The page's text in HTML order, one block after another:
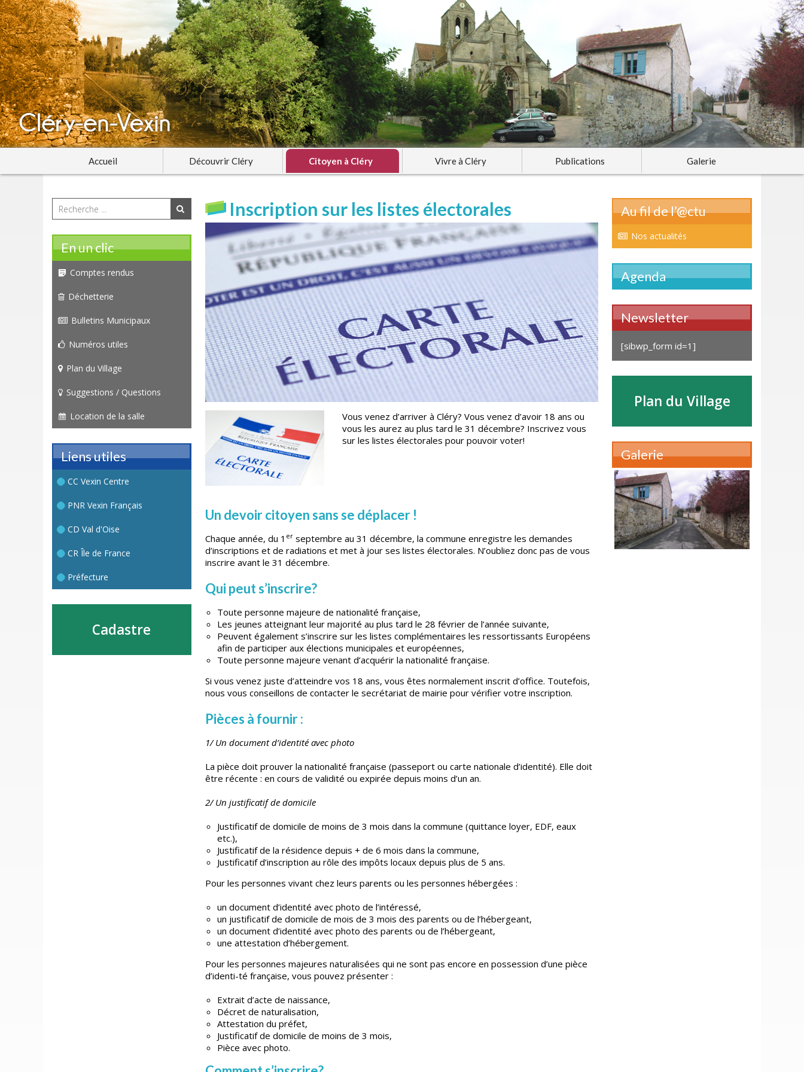
Accueil Découvrir Cléry Citoyen à Cléry Vivre à Cléry Publications Galerie
Inscription sur les listes électorales
Vous venez d’arriver à Cléry? Vous venez d’avoir 18 ans ou
vous les aurez au plus tard le 31 décembre? Inscrivez vous
sur les listes électorales pour pouvoir voter!
Un devoir citoyen sans se déplacer !
Chaque année, du 1 erseptembre au 31 décembre, la commune enregistre les demandes
d’inscriptions et de radiations et met à jour ses listes électorales. N’oubliez donc pas de vous
inscrire avant le 31 décembre.
Qui peut s’inscrire?
Toute personne majeure de nationalité française,
Les jeunes atteignant leur majorité au plus tard le 28 février de l’année suivante,
Peuvent également s’inscrire sur les listes complémentaires les ressortissants Européens
afin de participer aux élections municipales et européennes,
Toute personne majeure venant d’acquérir la nationalité française.
Si vous venez juste d’atteindre vos 18 ans, vous êtes normalement inscrit d’office. Toutefois,
nous vous conseillons de contacter le secrétariat de mairie pour vérifier votre inscription.
Pièces à fournir :
1/ Un document d’identité avec photo
La pièce doit prouver la nationalité française (passeport ou carte nationale d’identité). Elle doit
être récente : en cours de validité ou expirée depuis moins d’un an.
2/ Un justificatif de domicile
Justificatif de domicile de moins de 3 mois dans la commune (quittance loyer, EDF, eaux
etc.),
Justificatif de la résidence depuis + de 6 mois dans la commune,
Justificatif d’inscription au rôle des impôts locaux depuis plus de 5 ans.
Pour les personnes vivant chez leurs parents ou les personnes hébergées :
un document d’identité avec photo de l’intéressé,
un justificatif de domicile de mois de 3 mois des parents ou de l’hébergeant,
un document d’identité avec photo des parents ou de l’hébergeant,
une attestation d’hébergement.
Pour les personnes majeures naturalisées qui ne sont pas encore en possession d’une pièce
d’identi-té française, vous pouvez présenter :
Extrait d’acte de naissance,
Décret de naturalisation,
Attestation du préfet,
Justificatif de domicile de moins de 3 mois,
Pièce avec photo.
En un clic
Comptes rendus
Déchetterie
Bulletins Municipaux
Numéros utiles
Plan du Village
Suggestions / Questions
Location de la salle
Liens utiles
CC Vexin Centre
PNR Vexin Français
CD Val d'Oise
CR Île de France
Préfecture
Cadastre
Au fil de l’@ctu
Nos actualités
Agenda
Newsletter
[sibwp_form id=1]
Plan du Village
Galerie